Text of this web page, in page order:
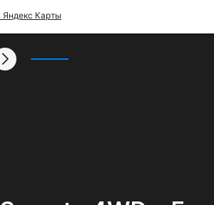
Яндекс Карты